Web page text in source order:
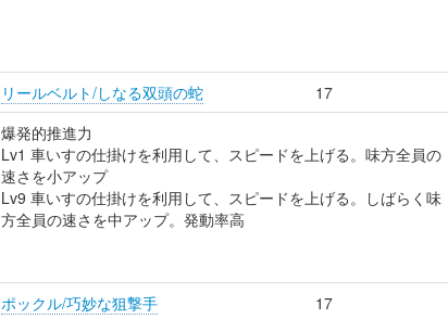
リールベルト/しなる双頭の蛇 17
爆発的推進力
Lv1 車いすの仕掛けを利用して、スピードを上げる。味方全員の
速さを小アップ
Lv9 車いすの仕掛けを利用して、スピードを上げる。しばらく味
方全員の速さを中アップ。発動率高
ポックル/巧妙な狙撃手 17